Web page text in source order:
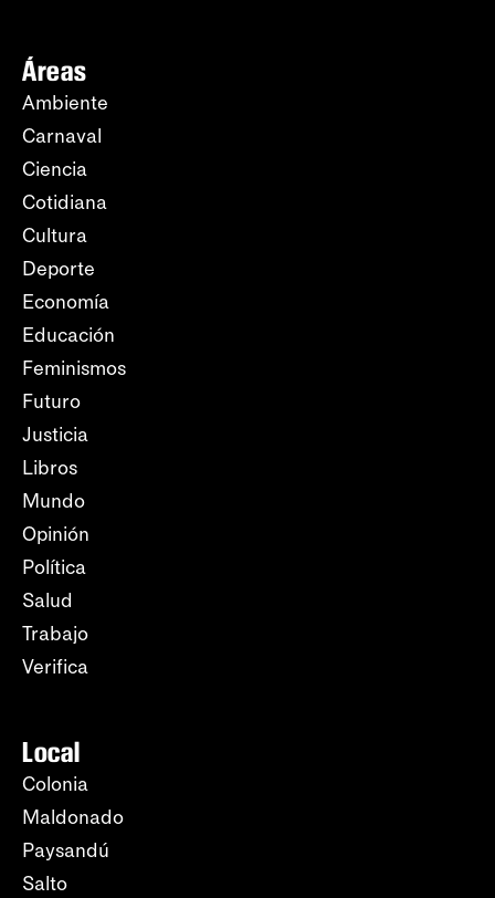
Áreas
Ambiente
Carnaval
Ciencia
Cotidiana
Cultura
Deporte
Economía
Educación
Feminismos
Futuro
Justicia
Libros
Mundo
Opinión
Política
Salud
Trabajo
Verifica
Local
Colonia
Maldonado
Paysandú
Salto